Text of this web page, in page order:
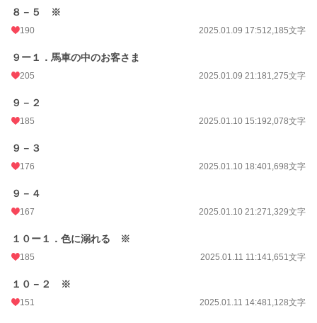
８－５ ※
190 2025.01.09 17:512,185文字
９ー１．馬車の中のお客さま
205 2025.01.09 21:181,275文字
９－２
185 2025.01.10 15:192,078文字
９－３
176 2025.01.10 18:401,698文字
９－４
167 2025.01.10 21:271,329文字
１０ー１．色に溺れる ※
185 2025.01.11 11:141,651文字
１０－２ ※
151 2025.01.11 14:481,128文字